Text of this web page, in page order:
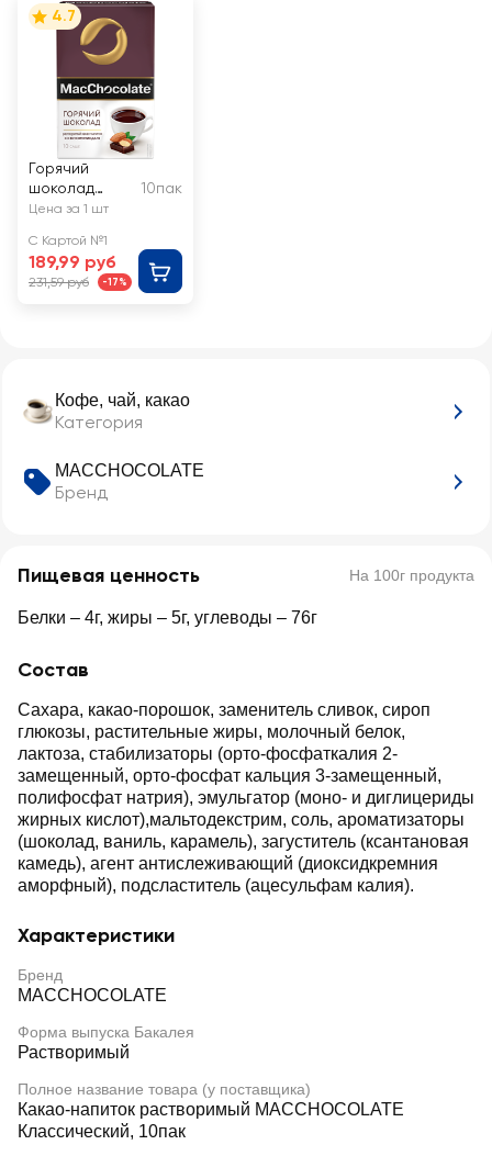
Кофе, чай, какао
Категория
MACCHOCOLATE
Бренд
Пищевая ценность На 100г продукта
Белки – 4г, жиры – 5г, углеводы – 76г
Состав
Сахара, какао-порошок, заменитель сливок, сироп
глюкозы, растительные жиры, молочный белок,
лактоза, стабилизаторы (орто-фосфаткалия 2-
замещенный, орто-фосфат кальция 3-замещенный,
полифосфат натрия), эмульгатор (моно- и диглицериды
жирных кислот),мальтодекстрим, соль, ароматизаторы
(шоколад, ваниль, карамель), загуститель (ксантановая
камедь), агент антислеживающий (диоксидкремния
аморфный), подсластитель (ацесульфам калия).
Характеристики
Бренд
MACCHOCOLATE
Форма выпуска Бакалея
Растворимый
Полное название товара (у поставщика)
Какао-напиток растворимый MACCHOCOLATE
Классический, 10пак
4.7
Горячий
шоколад
растворимый
ATE c
ароматом
миндаля
10пак
Цена за 1 шт
С Картой №1
189,99 руб
231,59 руб -17%